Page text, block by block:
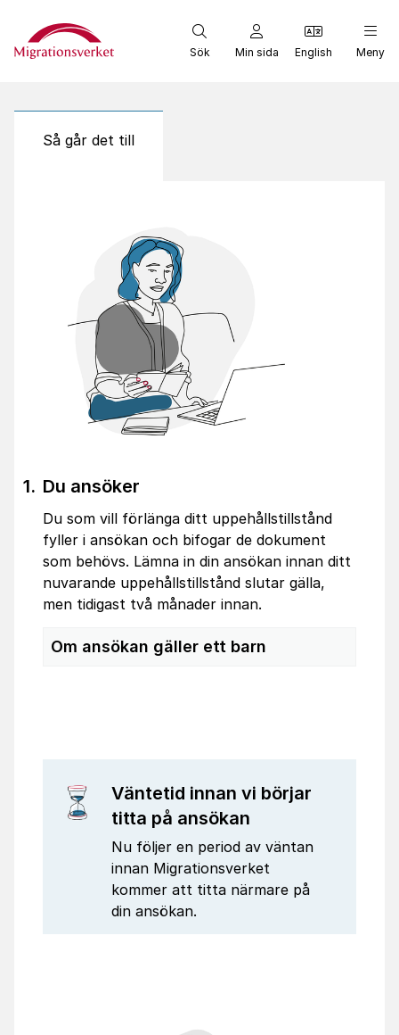
Start
Sök Min sida English Meny
Så går det till
Du ansöker
Du som vill förlänga ditt uppehållstillstånd
fyller i ansökan och bifogar de dokument
som behövs. Lämna in din ansökan innan ditt
nuvarande uppehållstillstånd slutar gälla,
men tidigast två månader innan.
Om ansökan gäller ett barn
Väntetid innan vi börjar
titta på ansökan
Nu följer en period av väntan
innan Migrationsverket
kommer att titta närmare på
din ansökan.